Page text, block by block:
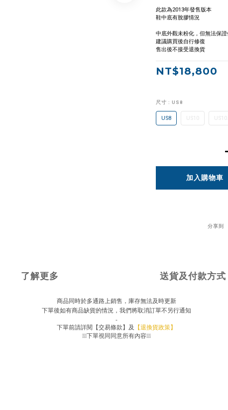
此款為2013年發售版本
鞋中底有脫膠情況
中底外觀未粉化，但無法保
建議購買後自行修復
售出後不接受退換貨
NT$18,800
尺寸 : US8
US8 US10
加入購物車
分享到
了解更多 送貨及付款方式
商品同時於多通路上銷售，庫存無法及時更新
下單後如有商品缺貨的情況，我們將取消訂單不另行通知
-
下單前請詳閱【交易條款】及
【退換貨政策】
❕❕❕下單視同同意所有內容❕❕❕